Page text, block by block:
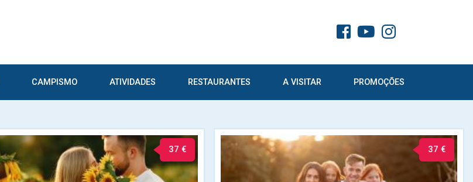
CAMPISMO ATIVIDADES RESTAURANTES A VISITAR PROMOÇÕES
37 € 37 €